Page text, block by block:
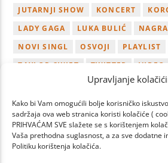
Upravljanje
Kako bi Vam omogućili bolje korisničko
sadržaja ova web stranica koristi kolačiće (
PRIHVAĆAM SVE slažete se s korištenjem
Vaša prethodna suglasnost, a za sve dodatne
Politiku korištenja kolačića.
JUTARNJI SHOW
KONCERT
LADY GAGA
LUKA BULIĆ
NOVI SINGL
OSVOJI PLAYLIST
TAYLOR SWIFT
TWITTER VIDEO